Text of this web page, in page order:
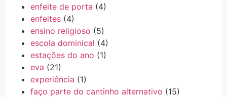
enfeite de porta (4)
enfeites (4)
ensino religioso (5)
escola dominical (4)
estações do ano (1)
eva (21)
experiência (1)
faço parte do cantinho alternativo (15)